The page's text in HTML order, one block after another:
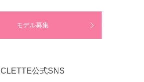
モデル募集
CLETTE公式SNS